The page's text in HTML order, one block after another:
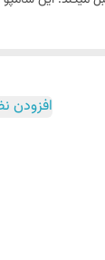
که در زمینه
افزودن